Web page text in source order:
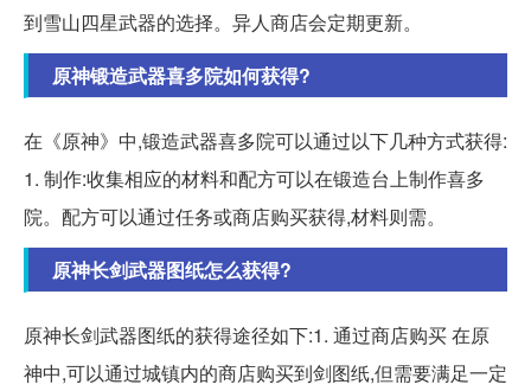
到雪山四星武器的选择。异人商店会定期更新。
原神锻造武器喜多院如何获得?
在《原神》中,锻造武器喜多院可以通过以下几种方式获得:
1. 制作:收集相应的材料和配方可以在锻造台上制作喜多
院。配方可以通过任务或商店购买获得,材料则需。
原神长剑武器图纸怎么获得?
原神长剑武器图纸的获得途径如下:1. 通过商店购买 在原
神中,可以通过城镇内的商店购买到剑图纸,但需要满足一定